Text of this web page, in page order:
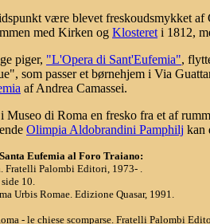
være blevet freskoudsmykket af
med Kirken og Klosteret i 1812,
piger, "L'Opera di Sant'Eufemia",
som passer et børnehjem i Via
af Andrea Camassei.
Museo di Roma en fresko fra et af
Olimpia Aldobrandini Pamphilj kan
Eufemia al Foro Traiano:
Fratelli Palombi Editori, 1973- .
10.
Urbis Romae. Edizione Quasar, 1991.
- le chiese scomparse. Fratelli Palombi